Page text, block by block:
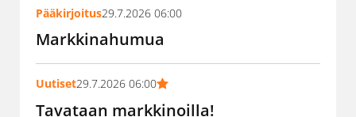
Pääkirjoitus29.7.2026 06:00
Markkinahumua
Uutiset29.7.2026 06:00
Tavataan markkinoilla!